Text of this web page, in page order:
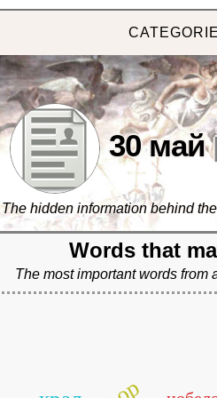
30 май
The hidden information behind the
Words that
The most important words from